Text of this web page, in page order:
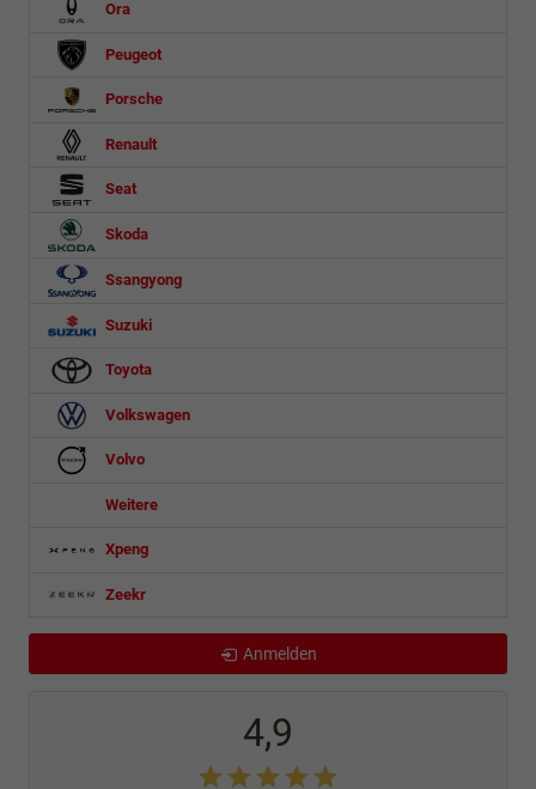
Ora
Peugeot
Porsche
Renault
Seat
Skoda
Ssangyong
Suzuki
Toyota
Volkswagen
Volvo
Weitere
Xpeng
Zeekr
Anmelden
4,9